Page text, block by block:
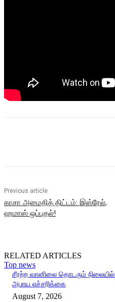
Previous article
காசா அமைதித் திட்டம்: இஸ்ரேல்,
ஹமாஸ் ஒப்புதல்!
RELATED ARTICLES
Top news
சீரற்ற வானிலை தொடரும்
அபாய எச்சரிக்கை
August 7, 2026